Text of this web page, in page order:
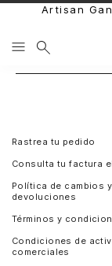
Artisan
Rastrea tu pedido
Consulta tu factura
Política de cambios y
devoluciones
Términos y
Condiciones de
comerciales